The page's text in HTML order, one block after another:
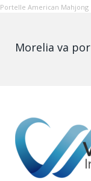
Portelle American Mahjong